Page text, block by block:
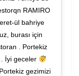
RAMIRO
ül bahriye
burası için
. Portekiz
. İyi geceler
Portekiz gezimizi